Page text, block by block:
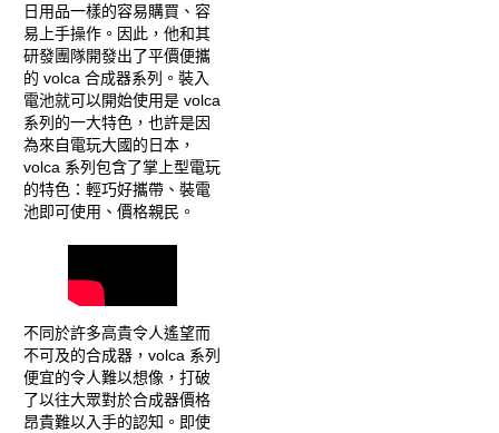
日用品一樣的容易購買、容
易上手操作。因此，他和其
研發團隊開發出了平價便攜
的 volca 合成器系列。裝入
電池就可以開始使用是 volca
系列的一大特色，也許是因
為來自電玩大國的日本，
volca 系列包含了掌上型電玩
的特色：輕巧好攜帶、裝電
池即可使用、價格親民。
不同於許多高貴令人遙望而
不可及的合成器，volca 系列
便宜的令人難以想像，打破
了以往大眾對於合成器價格
昂貴難以入手的認知。即使